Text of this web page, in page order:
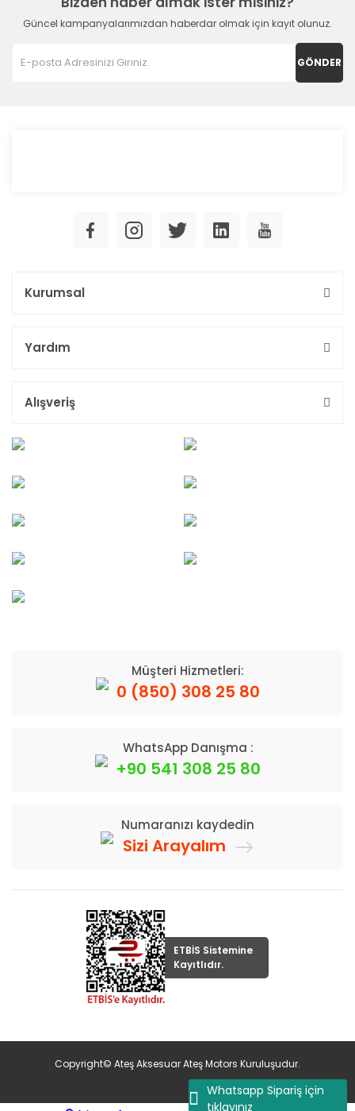
Whatsapp Sipariş için
tıklayınız
Güncel kampanyalarımızdan haberdar olmak için kayıt olunuz.
GÖNDER
Kurumsal
Yardım
Alışveriş
Müşteri Hizmetleri:
0 (850) 308 25 80
WhatsApp Danışma :
+90 541 308 25 80
Numaranızı kaydedin
Sizi Arayalım
ETBİS Sistemine
Kayıtlıdır.
Copyright© Ateş Aksesuar Ateş Motors Kuruluşudur.